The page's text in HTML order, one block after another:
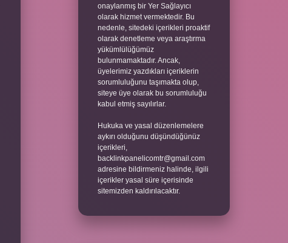
onaylanmış bir Yer Sağlayıcı
olarak hizmet vermektedir. Bu
nedenle, sitedeki içerikleri proaktif
olarak denetleme veya araştırma
yükümlülüğümüz
bulunmamaktadır. Ancak,
üyelerimiz yazdıkları içeriklerin
sorumluluğunu taşımakta olup,
siteye üye olarak bu sorumluluğu
kabul etmiş sayılırlar.
Hukuka ve yasal düzenlemelere
aykırı olduğunu düşündüğünüz
içerikleri,
backlinkpanelicomtr@gmail.com
adresine bildirmeniz halinde, ilgili
içerikler yasal süre içerisinde
sitemizden kaldırılacaktır.